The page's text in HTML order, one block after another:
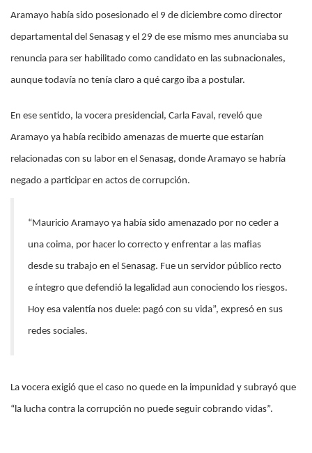
Aramayo había sido posesionado el 9 de diciembre como director
departamental del Senasag y el 29 de ese mismo mes anunciaba su
renuncia para ser habilitado como candidato en las subnacionales,
aunque todavía no tenía claro a qué cargo iba a postular.
En ese sentido, la vocera presidencial, Carla Faval, reveló que
Aramayo ya había recibido amenazas de muerte que estarían
relacionadas con su labor en el Senasag, donde Aramayo se habría
negado a participar en actos de corrupción.
“Mauricio Aramayo ya había sido amenazado por no ceder a
una coima, por hacer lo correcto y enfrentar a las mafias
desde su trabajo en el Senasag. Fue un servidor público recto
e íntegro que defendió la legalidad aun conociendo los riesgos.
Hoy esa valentía nos duele: pagó con su vida”, expresó en sus
redes sociales.
La vocera exigió que el caso no quede en la impunidad y subrayó que
“la lucha contra la corrupción no puede seguir cobrando vidas”.